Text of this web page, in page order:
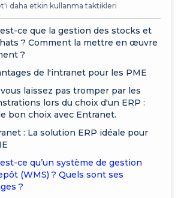
daha etkin kullanma taktikleri
ce que la gestion des stocks et
? Comment la mettre en œuvre
?
de l'intranet pour les PME
laissez pas tromper par les
lors du choix d'un ERP :
bon choix avec Entranet.
: La solution ERP idéale pour
ce qu’un système de gestion
(WMS) ? Quels sont ses
?